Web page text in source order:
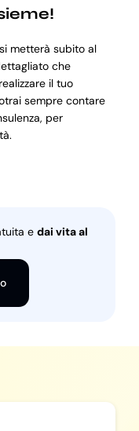
metterà subito al
che
il tuo
sempre contare
per
e dai vita al